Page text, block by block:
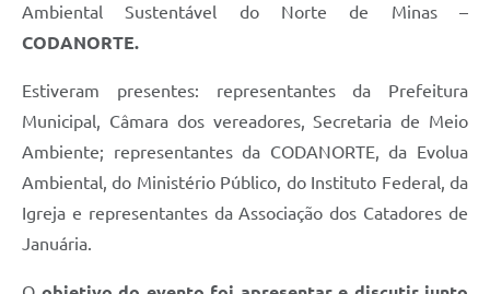
Ambiental Sustentável do Norte de Minas –
CODANORTE.
Estiveram presentes: representantes da Prefeitura
Municipal, Câmara dos vereadores, Secretaria de Meio
Ambiente; representantes da CODANORTE, da Evolua
Ambiental, do Ministério Público, do Instituto Federal, da
Igreja e representantes da Associação dos Catadores de
Januária.